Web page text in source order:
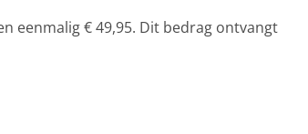
eenmalig € 49,95. Dit bedrag ontvangt